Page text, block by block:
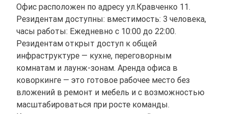
Офис расположен по адресу ул.Кравченко 11.
Резидентам доступны: вместимость: 3 человека,
часы работы: Ежедневно с 10:00 до 22:00.
Резидентам открыт доступ к общей
инфраструктуре — кухне, переговорным
комнатам и лаунж-зонам. Аренда офиса в
коворкинге — это готовое рабочее место без
вложений в ремонт и мебель и с возможностью
масштабироваться при росте команды.